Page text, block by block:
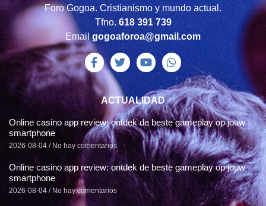
Foro Gogoa. Cristianismo y mundo actual.
Tfno. 618 391 739
Emailgogoaforoa@gmail.com
ACTUALIDAD
Online casino app review: ontdek de beste gameplay op jouw
smartphone
2026-08-04 No hay comentarios
Online casino app review: ontdek de beste gameplay op jouw
smartphone
2026-08-04 No hay comentarios